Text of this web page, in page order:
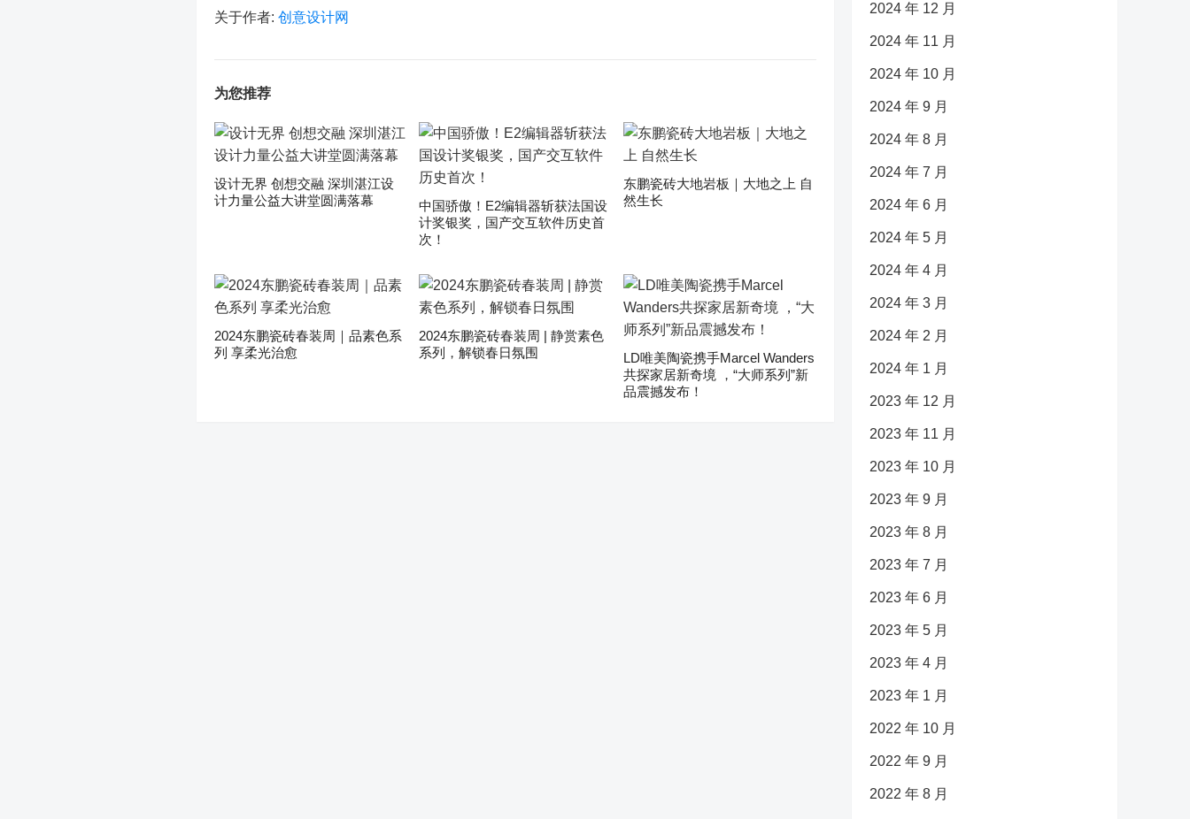
关于作者: 创意设计网
为您推荐
设计无界 创想交融 深圳湛江设
计力量公益大讲堂圆满落幕
中国骄傲！E2编辑器斩获法国设
计奖银奖，国产交互软件历史首
次！
东鹏瓷砖大地岩板｜大地之上 自
然生长
2024东鹏瓷砖春装周｜品素色系
列 享柔光治愈
2024东鹏瓷砖春装周 | 静赏素色
系列，解锁春日氛围
LD唯美陶瓷携手Marcel Wanders
共探家居新奇境 ，“大师系列”新
品震撼发布！
2024 年 12 月
2024 年 11 月
2024 年 10 月
2024 年 9 月
2024 年 8 月
2024 年 7 月
2024 年 6 月
2024 年 5 月
2024 年 4 月
2024 年 3 月
2024 年 2 月
2024 年 1 月
2023 年 12 月
2023 年 11 月
2023 年 10 月
2023 年 9 月
2023 年 8 月
2023 年 7 月
2023 年 6 月
2023 年 5 月
2023 年 4 月
2023 年 1 月
2022 年 10 月
2022 年 9 月
2022 年 8 月